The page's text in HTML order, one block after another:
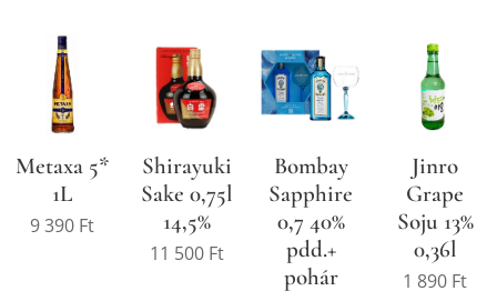
Metaxa 5*
1L
9 390 Ft
Shirayuki
Sake 0,75l
14,5%
11 500Ft
Bombay
Sapphire
0,7 40%
pdd.+
pohár
Jinro
Grape
Soju 13%
0,36l
1 890 Ft